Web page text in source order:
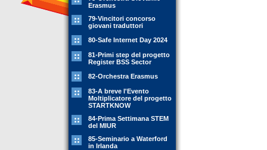
Erasmus
79-Vincitori concorso
giovani traduttori
80-Safe Internet Day 2024
81-Primi step del progetto
Register BSS Sector
82-Orchestra Erasmus
83-A breve l'Evento
Moltiplicatore del progetto
STARTKNOW
84-Prima Settimana STEM
del MIUR
85-Seminario a Waterford
in Irlanda